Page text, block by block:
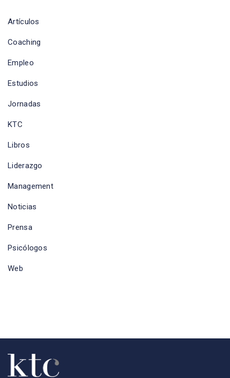
Artículos
Coaching
Empleo
Estudios
Jornadas
KTC
Libros
Liderazgo
Management
Noticias
Prensa
Psicólogos
Web